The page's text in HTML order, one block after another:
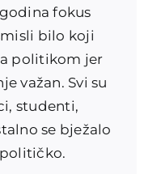
fokus
bilo koji
politikom jer
važan. Svi su
studenti,
se bježalo